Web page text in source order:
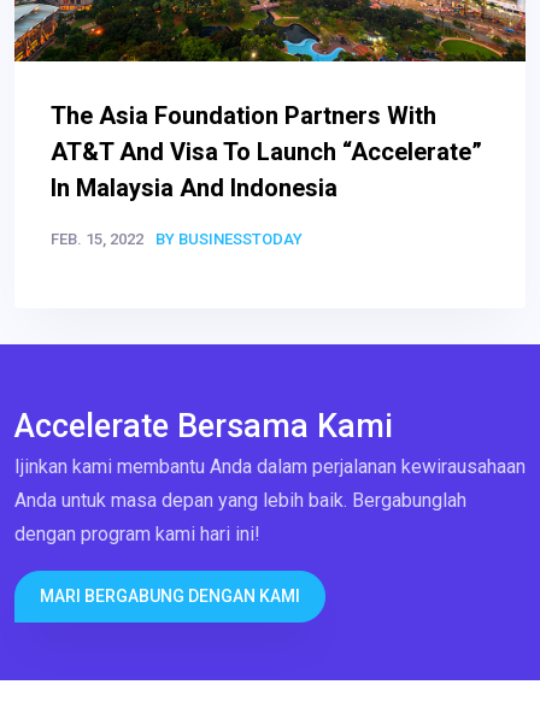
The Asia Foundation Partners With
AT&T And Visa To Launch “Accelerate”
In Malaysia And Indonesia
FEB. 15, 2022 BY BUSINESSTODAY
Accelerate Bersama Kami
Ijinkan kami membantu Anda dalam perjalanan kewirausahaan
Anda untuk masa depan yang lebih baik. Bergabunglah
dengan program kami hari ini!
MARI BERGABUNG DENGAN KAMI